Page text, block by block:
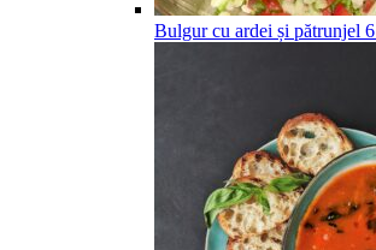
Bulgur cu ardei și pătrunjel 6